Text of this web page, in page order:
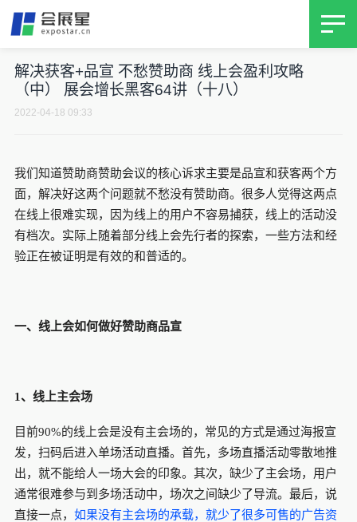
产品
展会增长黑客64讲
训练营
关于我们
解决获客+品宣 不愁赞助商 线上会盈利攻略
（中） 展会增长黑客64讲（十八）
2022-04-18 09:33
我们知道赞助商赞助会议的核心诉求主要是品宣和获客两个方
面，解决好这两个问题就不愁没有赞助商。很多人觉得这两点
在线上很难实现，因为线上的用户不容易捕获，线上的活动没
有档次。实际上随着部分线上会先行者的探索，一些方法和经
验正在被证明是有效的和普适的。
一、 线上会如何做好赞助商品宣
1、 线上主会场
目前90%的线上会是没有主会场的，常见的方式是通过海报宣
发，扫码后进入单场活动直播。首先，多场直播活动零散地推
出，就不能给人一场大会的印象。其次，缺少了主会场，用户
通常很难参与到多场活动中，场次之间缺少了导流。最后，说
直接一点， 如果没有主会场的承载，就少了很多可售的广告资